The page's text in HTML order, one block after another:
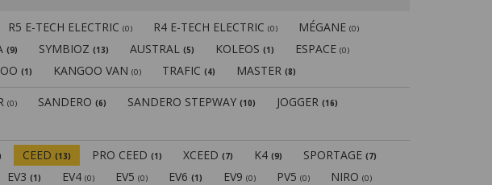
R5 E-TECH ELECTRIC(0) R4 E-TECH ELECTRIC(0) MÉGANE(0)
(9) SYMBIOZ(13) AUSTRAL(5) KOLEOS(1) ESPACE(0)
(1) KANGOO VAN(0) TRAFIC(4) MASTER(8)
(0) SANDERO(6) SANDERO STEPWAY(10) JOGGER(16)
CEED(13) PRO CEED(1) XCEED(7) K4(9) SPORTAGE(7)
EV3(1) EV4(0) EV5(0) EV6(1) EV9(0) PV5(0) NIRO(0)